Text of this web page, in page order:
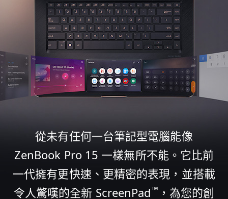
從未有任何一台筆記型電腦能像
ZenBook Pro 15 一樣無所不能。它比前
一代擁有更快速、更精密的表現，並搭載
令人驚嘆的全新 ScreenPad™ ，為您的創